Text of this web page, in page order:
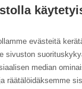
evästeitä
sivuston
median
räätälöidäksemme